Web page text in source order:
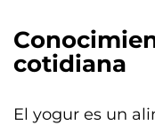
cotidiana
El yogur es un